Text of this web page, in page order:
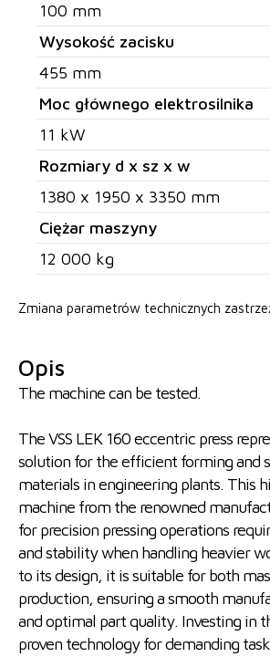
100 mm
Wysokość zacisku
455 mm
Moc głównego elektrosilnika
11 kW
Rozmiary d x sz x w
1380 x 1950 x 3350 mm
Ciężar maszyny
12 000 kg
Zmiana parametrów technicznych
Opis
The machine can be tested.
The VSS LEK 160 eccentric press
solution for the efficient forming and
materials in engineering plants. This
machine from the renowned
for precision pressing operations
and stability when handling heavier
to its design, it is suitable for both
production, ensuring a smooth
and optimal part quality. Investing in
proven technology for demanding